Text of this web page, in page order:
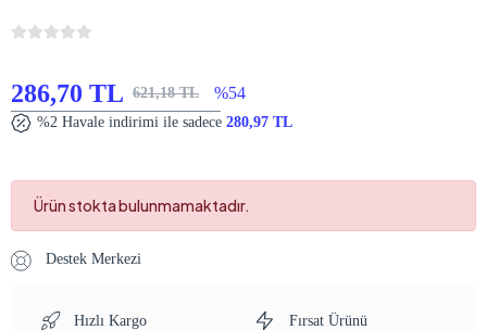
286,70 TL 621,18 TL %54
%2 Havale indirimi ile sadece 280,97 TL
Ürün stokta bulunmamaktadır.
Destek Merkezi
Hızlı Kargo Fırsat Ürünü